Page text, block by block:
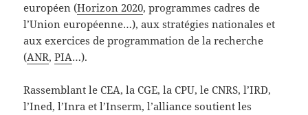
européen (Horizon 2020, programmes cadres de
l’Union européenne…), aux stratégies nationales et
aux exercices de programmation de la recherche
(ANR, PIA…).
Rassemblant le CEA, la CGE, la CPU, le CNRS, l’IRD,
l’Ined, l’Inra et l’Inserm, l’alliance soutient les